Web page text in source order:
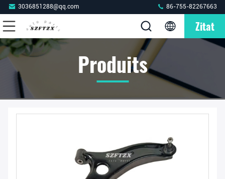
3036851288@qq.com 86-755-82267663
Zitat
Produits